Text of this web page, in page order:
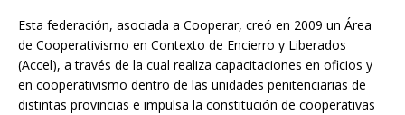
Esta federación, asociada a Cooperar, creó en 2009 un Área
de Cooperativismo en Contexto de Encierro y Liberados
(Accel), a través de la cual realiza capacitaciones en oficios y
en cooperativismo dentro de las unidades penitenciarias de
distintas provincias e impulsa la constitución de cooperativas